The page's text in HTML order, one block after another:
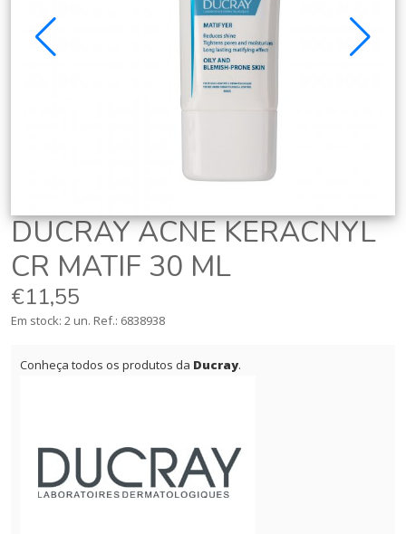
DUCRAY ACNE KERACNYL
CR MATIF 30 ML
€11,55
Em stock: 2 un. Ref.: 6838938
Conheça todos os produtos da Ducray.